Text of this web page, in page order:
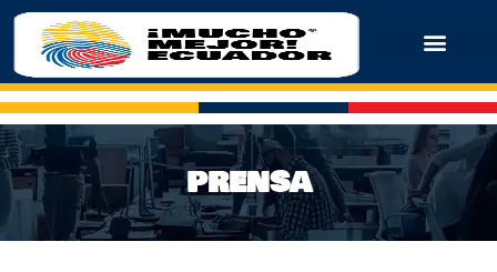
PRENSA